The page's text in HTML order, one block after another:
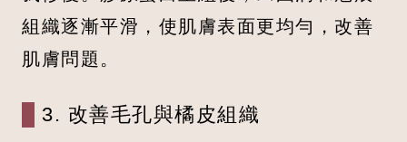
組織逐漸平滑，使肌膚表面更均勻，改善
肌膚問題。
3. 改善毛孔與橘皮組織